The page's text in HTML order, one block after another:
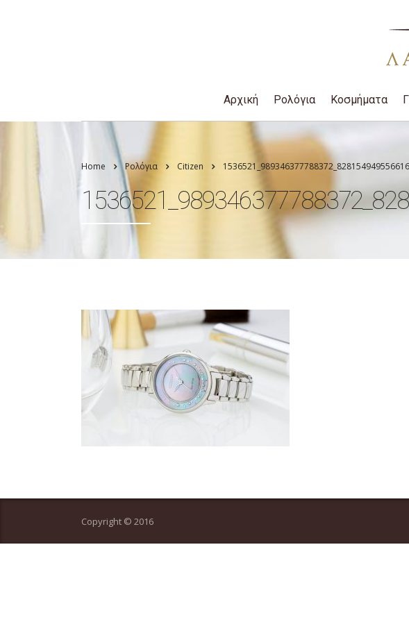
Αρχική Ρολόγια Κοσμήματα
Home Ρολόγια Citizen
Copyright © 2016